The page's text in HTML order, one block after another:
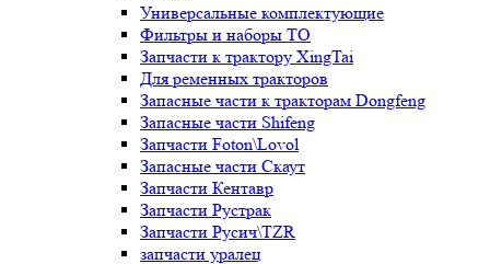
Универсальные комплектующие
Фильтры и наборы ТО
Запчасти к трактору XingTai
Для ременных тракторов
Запасные части к тракторам Dongfeng
Запасные части Shifeng
Запчасти Foton\Lovol
Запасные части Скаут
Запчасти Кентавр
Запчасти Рустрак
Запчасти Русич\TZR
запчасти уралец